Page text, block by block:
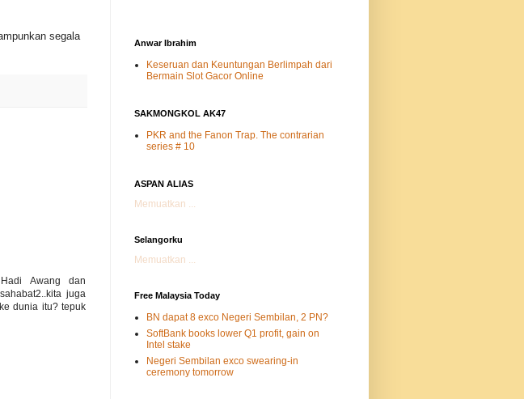
segala
Awang dan
juga
dunia itu? tepuk
Anwar Ibrahim
Keseruan dan Keuntungan Berlimpah dari
Bermain Slot Gacor Online
SAKMONGKOL AK47
PKR and the Fanon Trap. The contrarian
series # 10
ASPAN ALIAS
Memuatkan ...
Selangorku
Memuatkan ...
Free Malaysia Today
BN dapat 8 exco Negeri Sembilan, 2 PN?
SoftBank books lower Q1 profit, gain on
Intel stake
Negeri Sembilan exco swearing-in
ceremony tomorrow